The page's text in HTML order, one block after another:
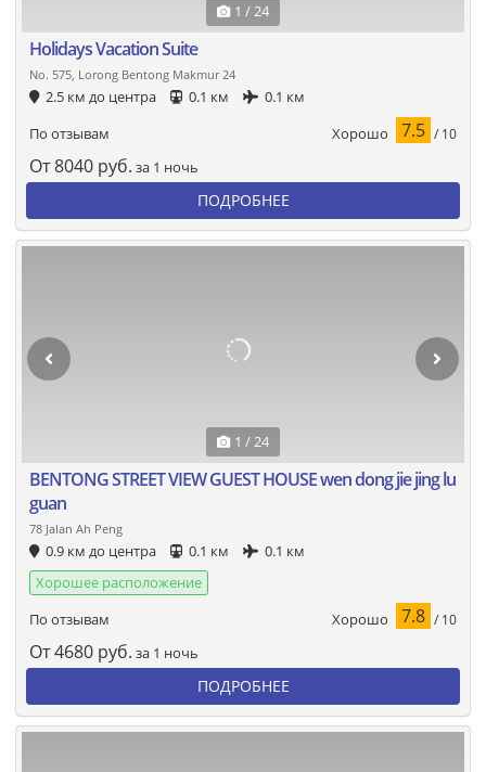
1 / 24
Holidays Vacation Suite
No. 575, Lorong Bentong Makmur 24
2.5 км до центра 0.1 км
0.1 км
По отзывам
Хорошо 7.5 / 10
От8040 руб. за 1 ночь
ПОДРОБНЕЕ
1 / 24
BENTONG STREET VIEW GUEST HOUSE wen dong jie jing lu
guan
78 Jalan Ah Peng
0.9 км до центра 0.1 км
0.1 км
Хорошее расположение
По отзывам
Хорошо 7.8 / 10
От4680 руб. за 1 ночь
ПОДРОБНЕЕ